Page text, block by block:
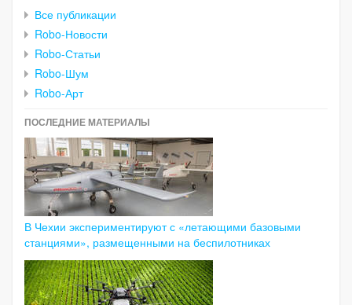
Все публикации
Robo-Новости
Robo-Статьи
Robo-Шум
Robo-Арт
ПОСЛЕДНИЕ МАТЕРИАЛЫ
В Чехии экспериментируют с «летающими базовыми
станциями», размещенными на беспилотниках